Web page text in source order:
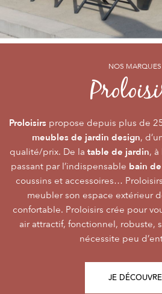
NOS MARQUES
Proloisirs propose depuis plus de
meubles de jardin design,
qualité/prix. De la table de jardin, à
passant par l’indispensable bain
coussins et accessoires…
meubler son espace extérieur
confortable. Proloisirs crée pour
air attractif, fonctionnel, robuste,
nécessite peu
JE DÉCOUVRE
NOS MARQUES
Océoby
Océocrée dumobilier Premium,
raffinement et participer de façon
émotions de la vie. Le mobilier
ses différents matériaux et de sa
frontières d’usage. Voir son
part entière nécessite du style
L’illustration Océo passe par la
Trespa® qui équipent en
de jardinpour un plaisir
JE DÉCOUVRE
NOS MARQUES
Alizéby
Alizéest LA marque du mobilier
dont la conception et l’
s’adresse au plus
Le mobilier d’extérieur Alizé
agréable empreint de style,
d’utilisation, prix, pour des instants
Alizé est créée pour bien vivre
modernité, la simplicité, le
JE DÉCOUVRE